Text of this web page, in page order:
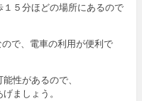
５分ほどの場所にあるので
で、電車の利用が便利で
性があるので、
ましょう。